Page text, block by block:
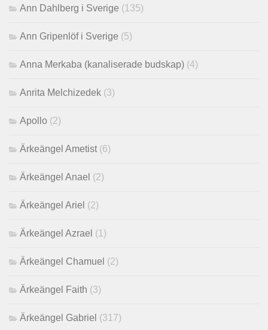
Ann Dahlberg i Sverige (135)
Ann Gripenlöf i Sverige (5)
Anna Merkaba (kanaliserade budskap) (4)
Anrita Melchizedek (3)
Apollo (2)
Ärkeängel Ametist(6)
Ärkeängel Anael (2)
Ärkeängel Ariel (2)
Ärkeängel Azrael (1)
Ärkeängel Chamuel (2)
Ärkeängel Faith (3)
Ärkeängel Gabriel (317)